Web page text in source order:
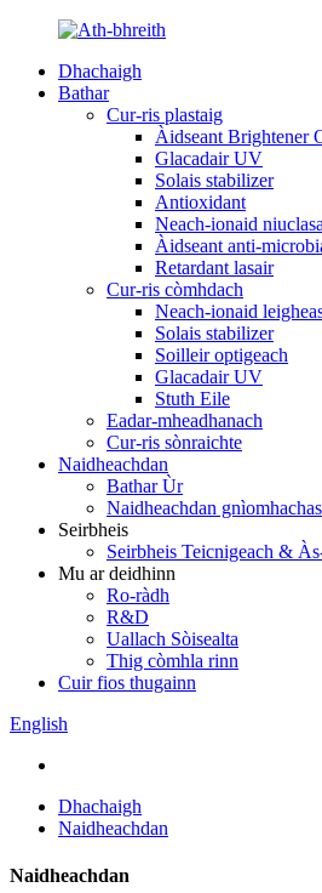
Dhachaigh
Bathar
Cur-ris plastaig
Àidseant Brightener
Glacadair UV
Solais stabilizer
Antioxidant
Neach-ionaid
Àidseant anti-
Retardant lasair
Cur-ris còmhdach
Neach-ionaid
Solais stabilizer
Soilleir optigeach
Glacadair UV
Stuth Eile
Eadar-mheadhanach
Cur-ris sònraichte
Naidheachdan
Bathar Ùr
Naidheachdan gnìomhachas
Seirbheis
Seirbheis Teicnigeach &
Mu ar deidhinn
Ro-ràdh
R&D
Uallach Sòisealta
Thig còmhla rinn
Cuir fios thugainn
English
Dhachaigh
Naidheachdan
Naidheachdan